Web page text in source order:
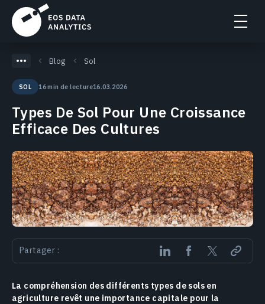
Blog Sol
SOL 16 min de lecture16.03.2026
Types De Sol Pour Une Croissance
Efficace Des Cultures
Partager :
La compréhension des différents types de sols en
agriculture revêt une importance capitale pour la